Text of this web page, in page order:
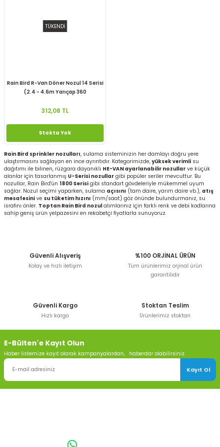
TÜKENDİ
Rain Bird R-Van Döner Nozul 14 Serisi
(2.4 - 4.6m Yarıçap 360
312,08 TL
Stokta Yok
Rain Bird sprinkler nozulları, sulama sisteminizin her damlayı doğru yere
ulaştırmasını sağlayan en ince ayrıntıdır. Kategorimizde, yüksek verimli su
dağıtımı ile bilinen, rüzgara dayanıklı HE-VAN ayarlanabilir nozullar ve küçük
alanlar için tasarlanmış U-Serisi nozullar gibi popüler seriler mevcuttur. Bu
nozullar, Rain Bird'ün 1800 Serisi gibi standart gövdeleriyle mükemmel uyum
sağlar. Nozul seçimi yaparken, sulama açısını (tam daire, yarım daire vb.), atış
mesafesini ve su tüketim hızını (mm/saat) göz önünde bulundurmanız, su
israfını önler. Toptan Rain Bird nozul alımlarınız için farklı renk ve debi kodlarına
sahip geniş ürün yelpazesini en rekabetçi fiyatlarla sunuyoruz.
Güvenli Alışveriş
Kolay ve hızlı iletişim
%100 ORJİNAL ÜRÜN
Tüm ürünlerimiz orjinal ürün
garantilidir
Güvenli Kargo
Hızlı kargo
Stoktan Teslim
Ürünlerimiz stoktan
E-Bülten'e Kayıt Olun
Haber listemize kayıt olarak kampanyalardan, haberdar olabilirsiniz.
Kayıt Ol